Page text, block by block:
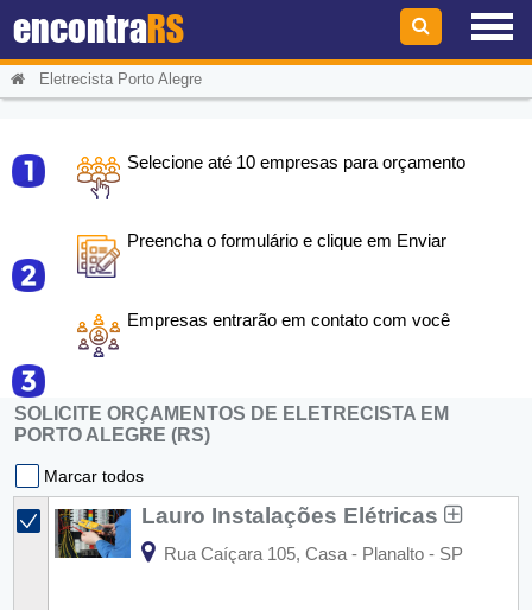
encontraRS
Eletrecista Porto Alegre
Selecione até 10 empresas para orçamento
Preencha o formulário e clique em Enviar
Empresas entrarão em contato com você
SOLICITE ORÇAMENTOS DE ELETRECISTA EM
PORTO ALEGRE (RS)
Marcar todos
Lauro Instalações Elétricas
Rua Caíçara 105, Casa - Planalto - SP